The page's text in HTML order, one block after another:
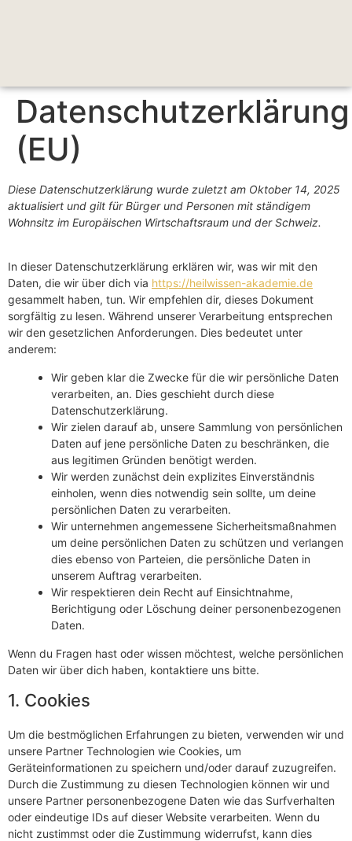
Datenschutzerklärung
(EU)
Diese Datenschutzerklärung wurde zuletzt am Oktober 14, 2025
aktualisiert und gilt für Bürger und Personen mit ständigem
Wohnsitz im Europäischen Wirtschaftsraum und der Schweiz.
In dieser Datenschutzerklärung erklären wir, was wir mit den
Daten, die wir über dich via https://heilwissen-akademie.de
gesammelt haben, tun. Wir empfehlen dir, dieses Dokument
sorgfältig zu lesen. Während unserer Verarbeitung entsprechen
wir den gesetzlichen Anforderungen. Dies bedeutet unter
anderem:
Wir geben klar die Zwecke für die wir persönliche Daten
verarbeiten, an. Dies geschieht durch diese
Datenschutzerklärung.
Wir zielen darauf ab, unsere Sammlung von persönlichen
Daten auf jene persönliche Daten zu beschränken, die
aus legitimen Gründen benötigt werden.
Wir werden zunächst dein explizites Einverständnis
einholen, wenn dies notwendig sein sollte, um deine
persönlichen Daten zu verarbeiten.
Wir unternehmen angemessene Sicherheitsmaßnahmen
um deine persönlichen Daten zu schützen und verlangen
dies ebenso von Parteien, die persönliche Daten in
unserem Auftrag verarbeiten.
Wir respektieren dein Recht auf Einsichtnahme,
Berichtigung oder Löschung deiner personenbezogenen
Daten.
Wenn du Fragen hast oder wissen möchtest, welche persönlichen
Daten wir über dich haben, kontaktiere uns bitte.
1. Cookies
Um die bestmöglichen Erfahrungen zu bieten, verwenden wir und
unsere Partner Technologien wie Cookies, um
Geräteinformationen zu speichern und/oder darauf zuzugreifen.
Durch die Zustimmung zu diesen Technologien können wir und
unsere Partner personenbezogene Daten wie das Surfverhalten
oder eindeutige IDs auf dieser Website verarbeiten. Wenn du
nicht zustimmst oder die Zustimmung widerrufst, kann dies
Heilwissen Akademie Bot
KI-Assistent, antwortet sofort